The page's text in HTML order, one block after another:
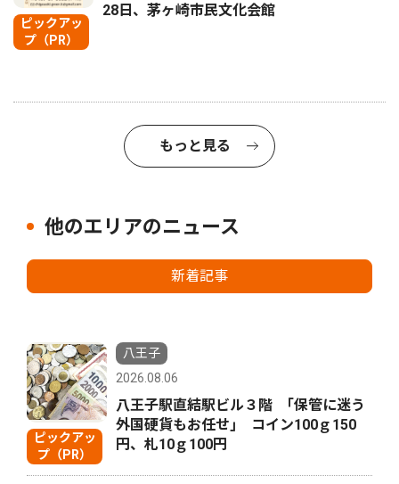
ピックアッ
プ（PR）
28日、茅ヶ崎市民文化会館
もっと見る
他のエリアのニュース
新着記事
ピックアッ
プ（PR）
八王子
2026.08.06
八王子駅直結駅ビル３階 ｢保管に迷う
外国硬貨もお任せ｣ コイン100ｇ150
円、札10ｇ100円